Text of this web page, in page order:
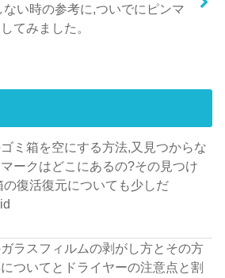
い時の参考に,ついでにピンマ
てみました。
ミ箱を空にする方法,又見つからな
ークはどこにあるの?その見つけ
の復活復元についても少しだ
ラスフィルムの剥がし方とその方
ついてとドライヤーの注意点と割